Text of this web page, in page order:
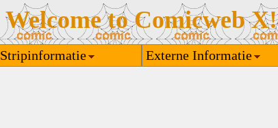
Welcome to Comicweb X!
Stripinformatie Externe Informatie